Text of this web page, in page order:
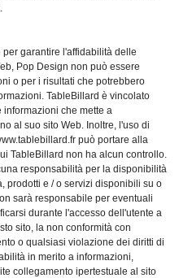
garantire l'affidabilità delle
Pop Design non può essere
o per i risultati che potrebbero
TableBillard è vincolato
che mette a
al suo sito Web. Inoltre, l'uso di
può portare alla
TableBillard non ha alcun controllo.
responsabilità per la disponibilità
prodotti e / o servizi disponibili su o
sarà responsabile per eventuali
durante l'accesso dell'utente a
sito, la non conformità con
o qualsiasi violazione dei diritti di
in merito a informazioni,
collegamento ipertestuale al sito